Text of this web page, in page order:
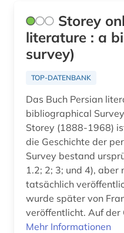
Storey
literature : a
survey)
TOP-DATENBANK
Das Buch Persian
bibliographical
Storey (1888-1968) ist ein Standardwerk für
die Geschichte der
Survey bestand
1.2; 2; 3; und 4),
tatsächlich
wurde später von
veröffentlicht. Auf der
Mehr Informationen